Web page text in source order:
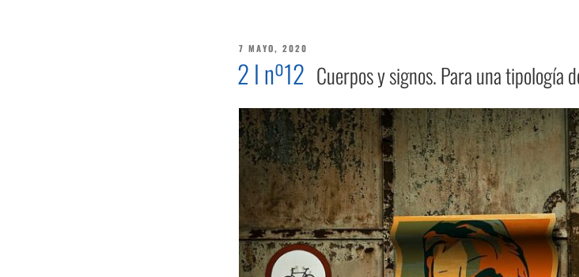
PUBLICADO
7 MAYO, 2020
2 I nº12 Cuerpos y signos. Para una tipología